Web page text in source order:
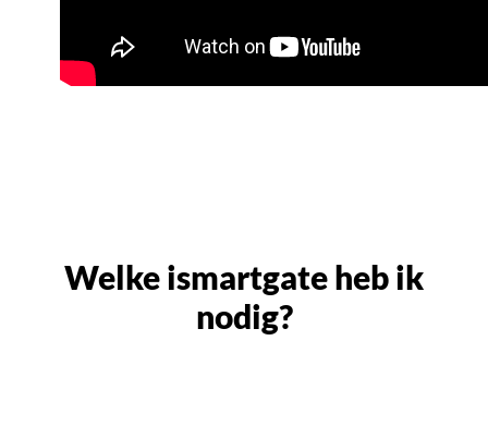
Welke ismartgate heb ik
nodig?